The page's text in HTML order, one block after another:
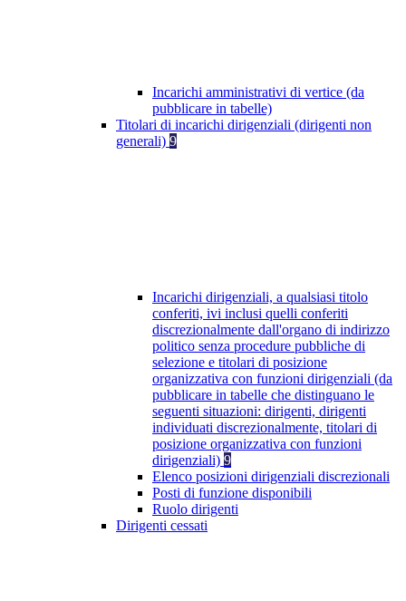
Incarichi amministrativi di vertice (da
pubblicare in tabelle)
Titolari di incarichi dirigenziali (dirigenti non
generali) 9
Incarichi dirigenziali, a qualsiasi titolo
conferiti, ivi inclusi quelli conferiti
discrezionalmente dall'organo di indirizzo
politico senza procedure pubbliche di
selezione e titolari di posizione
organizzativa con funzioni dirigenziali (da
pubblicare in tabelle che distinguano le
seguenti situazioni: dirigenti, dirigenti
individuati discrezionalmente, titolari di
posizione organizzativa con funzioni
dirigenziali) 9
Elenco posizioni dirigenziali discrezionali
Posti di funzione disponibili
Ruolo dirigenti
Dirigenti cessati